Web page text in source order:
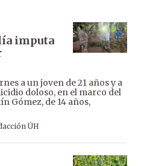
imputa
a un joven de 21 años y a
doloso, en el marco del
Gómez, de 14 años,
ÚH